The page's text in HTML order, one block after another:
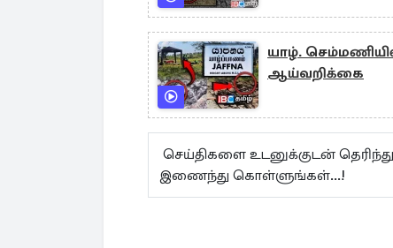
யாழ்.
ஆய்வறிக்கை
செய்திகளை உடனுக்குடன் தெரிந்து
இணைந்து கொள்ளுங்கள்...!